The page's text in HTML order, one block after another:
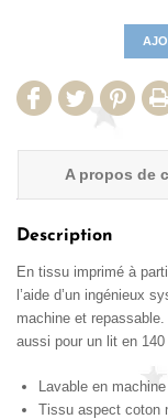
A propos de
Avis de
Description
En tissu imprimé à
l’aide d’un ingénieux
machine et
aussi pour un lit en
Lavable en
Tissu aspect coton